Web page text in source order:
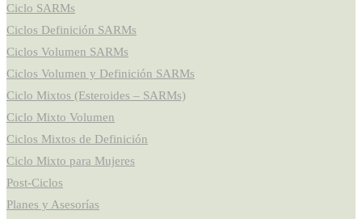
Ciclo SARMs
Ciclos Definición SARMs
Ciclos Volumen SARMs
Ciclos Volumen y Definición SARMs
Ciclo Mixtos (Esteroides – SARMs)
Ciclo Mixto Volumen
Ciclos Mixtos de Definición
Ciclo Mixto para Mujeres
Post-Ciclos
Planes y Asesorías